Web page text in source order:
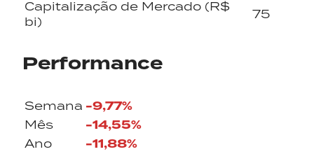
Capitalização de Mercado (R$
bi)
75
Performance
Semana -9,77%
Mês -14,55%
Ano -11,88%